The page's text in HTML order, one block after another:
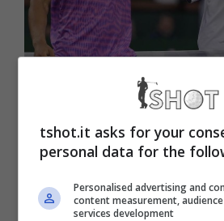
Si è ritirato, non giocherà l’ATP di
Il tennista non ha intenzione
prossimi impegni di grande
inizieranno a breve tra
Parigi e poi Wimbledon a
tshot.it asks for your
personal data for the
Personalised advertising and
content measurement,
services development